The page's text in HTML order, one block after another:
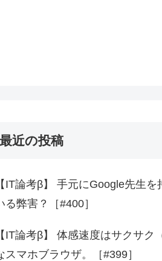
最近の投稿
【IT論考β】 手元にGoogle先生を
る弊害？［#400］
【IT論考β】 体感速度はサクサク
スマホブラウザ。［#399］